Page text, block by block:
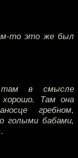
то это же был
в смысле
Там она
гребном,
голыми бабами,